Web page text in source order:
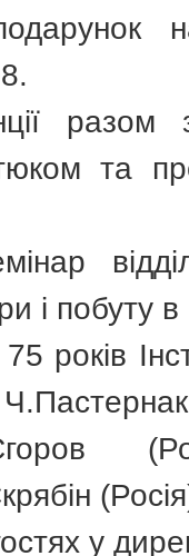
разом
та
і побуту
років
у